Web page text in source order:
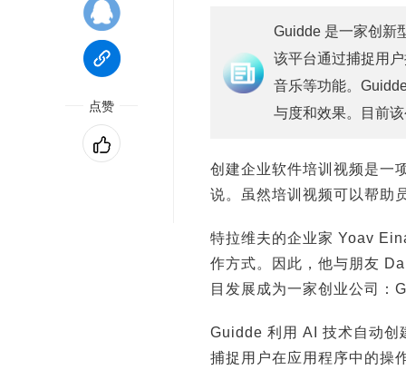
Guidde 是一家创新
该平台通过捕捉用
音乐等功能。
与度和效果。目前
创建企业软件培训视频是一
说。虽然培训视频可以帮助
特拉维夫的企业家 Yoav
作方式。因此，他与朋友
目发展成为一家创业公司：
Guidde 利用 AI 技术自动创
捕捉用户在应用程序中的操
点赞